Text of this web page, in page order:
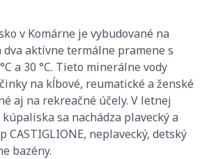
v Komárne je vybudované na
dva aktívne termálne pramene s
a 30 °C. Tieto minerálne vody
na kĺbové, reumatické a ženské
aj na rekreačné účely. V letnej
sa nachádza plavecký a
CASTIGLIONE, neplavecký, detský
bazény.